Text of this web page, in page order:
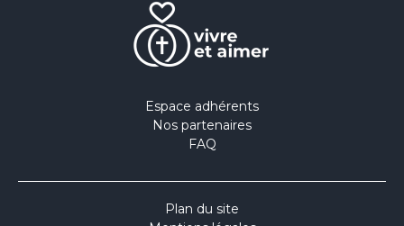
Espace adhérents
Nos partenaires
FAQ
Plan du site